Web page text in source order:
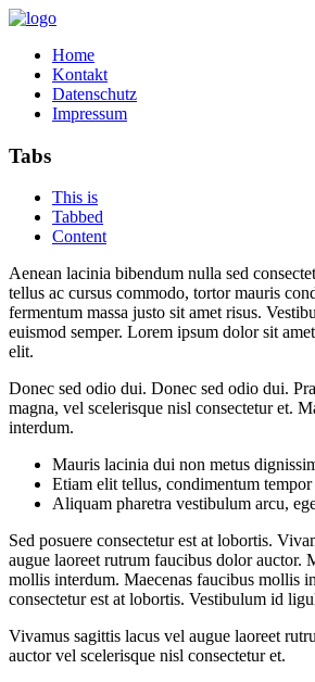
Home
Kontakt
Datenschutz
Impressum
Tabs
This is
Tabbed
Content
Aenean lacinia bibendum nulla sed
tellus ac cursus commodo, tortor mauris
fermentum massa justo sit amet risus.
euismod semper. Lorem ipsum dolor sit
elit.
Donec sed odio dui. Donec sed odio dui.
magna, vel scelerisque nisl consectetur et.
interdum.
Mauris lacinia dui non metus
Etiam elit tellus, condimentum
Aliquam pharetra vestibulum arcu,
Sed posuere consectetur est at lobortis.
augue laoreet rutrum faucibus dolor auctor.
mollis interdum. Maecenas faucibus mollis
consectetur est at lobortis. Vestibulum id
Vivamus sagittis lacus vel augue laoreet
auctor vel scelerisque nisl consectetur et.